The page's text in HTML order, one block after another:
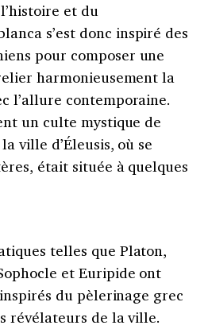
et du
s’est donc inspiré des
pour composer une
harmonieusement la
l’allure contemporaine.
un culte mystique de
ville d’Éleusis, où se
était située à quelques
telles que Platon,
et Euripide ont
du pèlerinage grec
révélateurs de la ville.